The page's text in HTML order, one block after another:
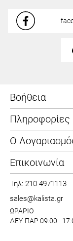
Βοήθεια
Πληροφορίες
Ο
Επικοινωνία
Τηλ: 210 4971113
sales@kalista.gr
ΩΡΑΡΙΟ
ΔΕΥ-ΠΑΡ 09:00 -